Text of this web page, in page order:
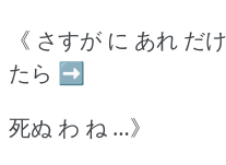
《 さすが に あれ だ
たら ➡
死ぬ わ ね …》